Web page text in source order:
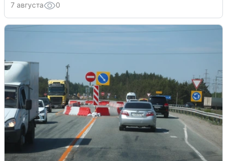
7 августа 0